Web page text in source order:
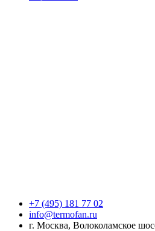
+7 (495) 181 77 02
info@termofan.ru
г. Москва, Волоколамское